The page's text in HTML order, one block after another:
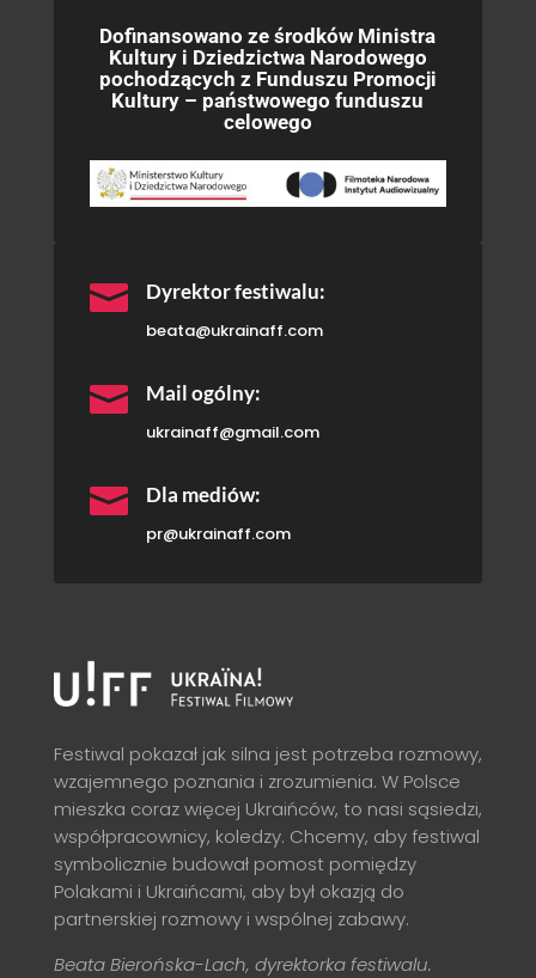
Dofinansowano ze środków Ministra
Kultury i Dziedzictwa Narodowego
pochodzących z Funduszu Promocji
Kultury – państwowego funduszu
celowego
 Dyrektor festiwalu:
beata@ukrainaff.com
 Mail ogólny:
ukrainaff@gmail.com
 Dla mediów:
pr@ukrainaff.com
Festiwal pokazał jak silna jest potrzeba rozmowy,
wzajemnego poznania i zrozumienia. W Polsce
mieszka coraz więcej Ukraińców, to nasi sąsiedzi,
współpracownicy, koledzy. Chcemy, aby festiwal
symbolicznie budował pomost pomiędzy
Polakami i Ukraińcami, aby był okazją do
partnerskiej rozmowy i wspólnej zabawy.
Beata Bierońska-Lach, dyrektorka festiwalu.